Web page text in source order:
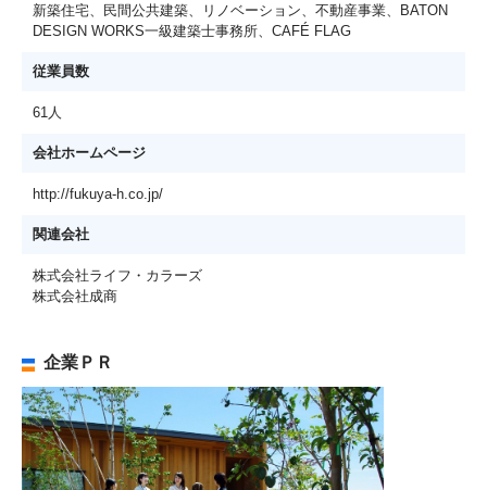
新築住宅、民間公共建築、リノベーション、不動産事業、BATON
DESIGN WORKS一級建築士事務所、CAFÉ FLAG
従業員数
61人
会社ホームページ
http://fukuya-h.co.jp/
関連会社
株式会社ライフ・カラーズ
株式会社成商
企業ＰＲ